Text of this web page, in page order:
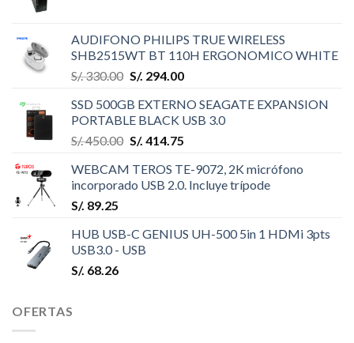
AUDIFONO PHILIPS TRUE WIRELESS
SHB2515WT BT 110H ERGONOMICO WHITE
S/.330.00 S/. 294.00
SSD 500GB EXTERNO SEAGATE EXPANSION
PORTABLE BLACK USB 3.0
S/.450.00 S/. 414.75
WEBCAM TEROS TE-9072, 2K micrófono
incorporado USB 2.0. Incluye trípode
S/. 89.25
HUB USB-C GENIUS UH-500 5in 1 HDMi 3pts
USB3.0 - USB
S/. 68.26
OFERTAS